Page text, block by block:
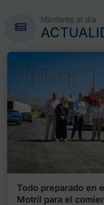
Mantente al día
Todo preparado en
Motril para el